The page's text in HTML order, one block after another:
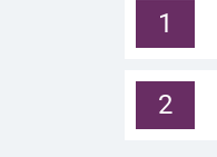
1
2